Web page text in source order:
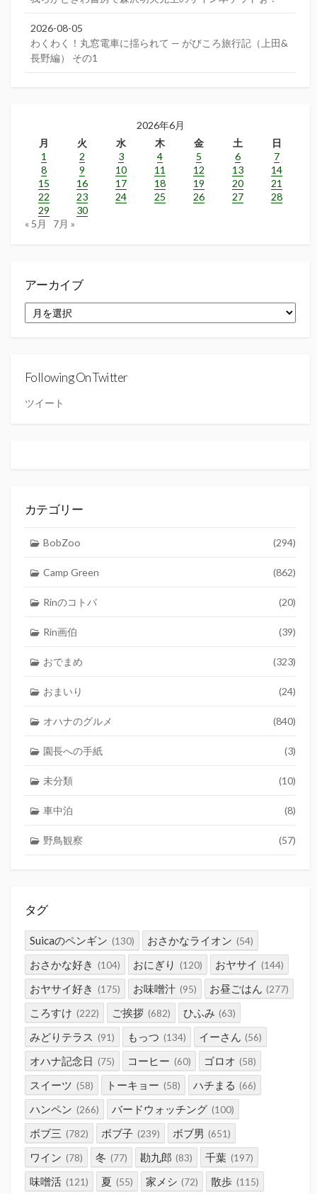
2026-08-05
わくわく！丸窓電車に揺られて — がびころ旅行記（上田&
長野編） その1
2026年6月
月
火 水 木 金 土
日
1
2 3 4 5 6
7
8
9 10 11 12 13
14
15
16 17 18 19 20
21
22
23 24 25 26 27
28
29
30
« 5月
7月 »
アーカイブ
ー
Following On Twitter
ツイート
カテゴリー
BobZoo (294)
Camp Green (862)
Rinのコトバ (20)
Rin画伯 (39)
おでまめ (323)
おまいり (24)
オハナのグルメ (840)
園長への手紙 (3)
未分類 (10)
車中泊 (8)
野鳥観察 (57)
タグ
Suicaのペンギン (130) おさかなライオン (54)
おさかな好き (104) おにぎり (120) おヤサイ (144)
おヤサイ好き (175) お味噌汁 (95) お昼ごはん (277)
ころすけ (222) ご挨拶 (682) ひふみ (63)
みどりテラス (91) もっつ (134) イーさん (56)
オハナ記念日 (75) コーヒー (60) ゴロオ (58)
スイーツ (58) トーキョー (58) ハチまる (66)
ハンペン (266) バードウォッチング (100)
ボブ三 (782) ボブ子 (239) ボブ男 (651)
ワイン (78) 冬 (77) 勘九郎 (83) 千葉 (197)
味噌活 (121) 夏 (55) 家メシ (72) 散歩 (115)